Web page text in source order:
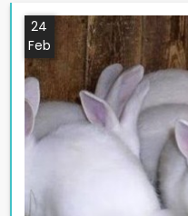
24
Feb